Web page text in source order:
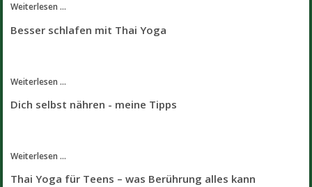
Weiterlesen ...
Besser schlafen mit Thai Yoga
Weiterlesen ...
Dich selbst nähren - meine Tipps
Weiterlesen ...
Thai Yoga für Teens – was Berührung alles kann